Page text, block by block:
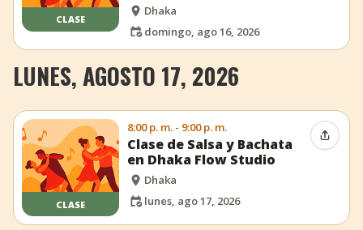
CLASE
Dhaka
domingo, ago 16, 2026
LUNES, AGOSTO 17, 2026
CLASE
8:00 p. m. - 9:00 p. m.
Clase de Salsa y Bachata
en Dhaka Flow Studio
Dhaka
lunes, ago 17, 2026